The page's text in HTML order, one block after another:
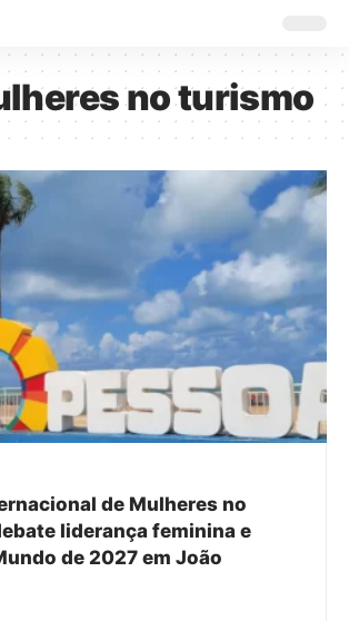
no turismo
de Mulheres no
liderança feminina e
de 2027 em João